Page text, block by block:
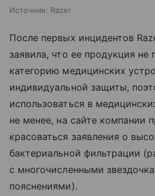
Источник: Razer
После первых инцидентов
заявила, что ее продукция не
категорию медицинских
индивидуальной защиты,
использоваться в
не менее, на сайте компании
красоваться заявления о
бактериальной фильтрации
с многочисленными
пояснениями).